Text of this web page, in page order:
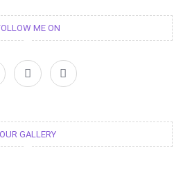
ME ON
w
i
t
r
n
s
t
r
m
OUR GALLERY